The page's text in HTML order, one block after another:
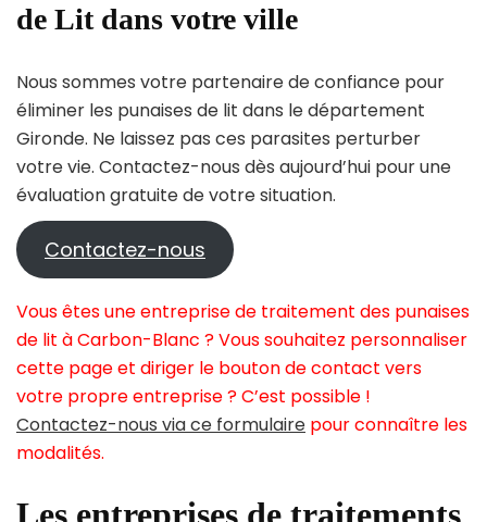
de Lit dans votre ville
Nous sommes votre partenaire de confiance pour
éliminer les punaises de lit dans le département
Gironde. Ne laissez pas ces parasites perturber
votre vie. Contactez-nous dès aujourd’hui pour une
évaluation gratuite de votre situation.
Contactez-nous
Vous êtes une entreprise de traitement des punaises
de lit à Carbon-Blanc ? Vous souhaitez personnaliser
cette page et diriger le bouton de contact vers
votre propre entreprise ? C’est possible !
Contactez-nous via ce formulaire pour connaître les
modalités.